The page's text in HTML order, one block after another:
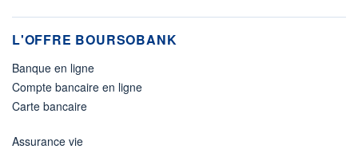
L'OFFRE BOURSOBANK
Banque en ligne
Compte bancaire en ligne
Carte bancaire
Assurance vie